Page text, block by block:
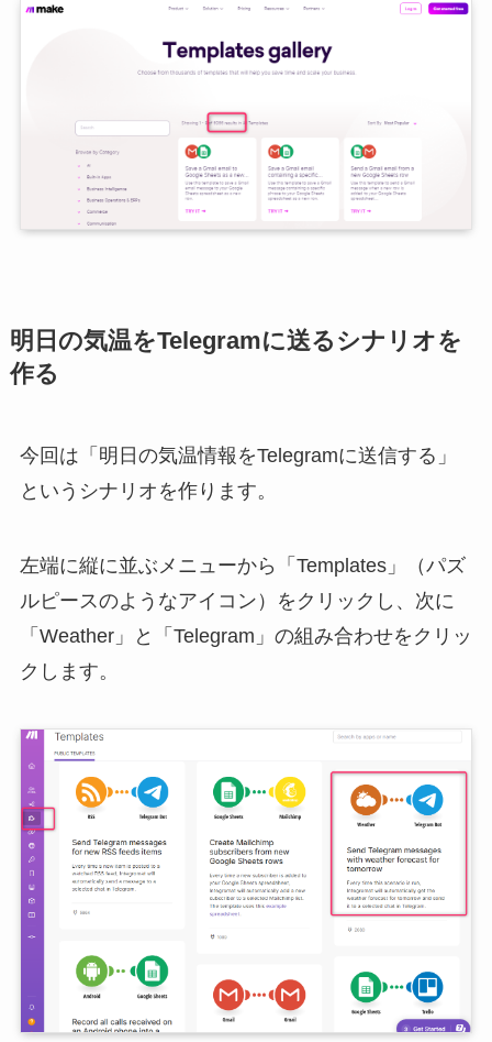
明日の気温をTelegramに送るシナリオを
作る
今回は「明日の気温情報をTelegramに送信する」
というシナリオを作ります。
左端に縦に並ぶメニューから「Templates」（パズ
ルピースのようなアイコン）をクリックし、次に
「Weather」と「Telegram」の組み合わせをクリッ
クします。